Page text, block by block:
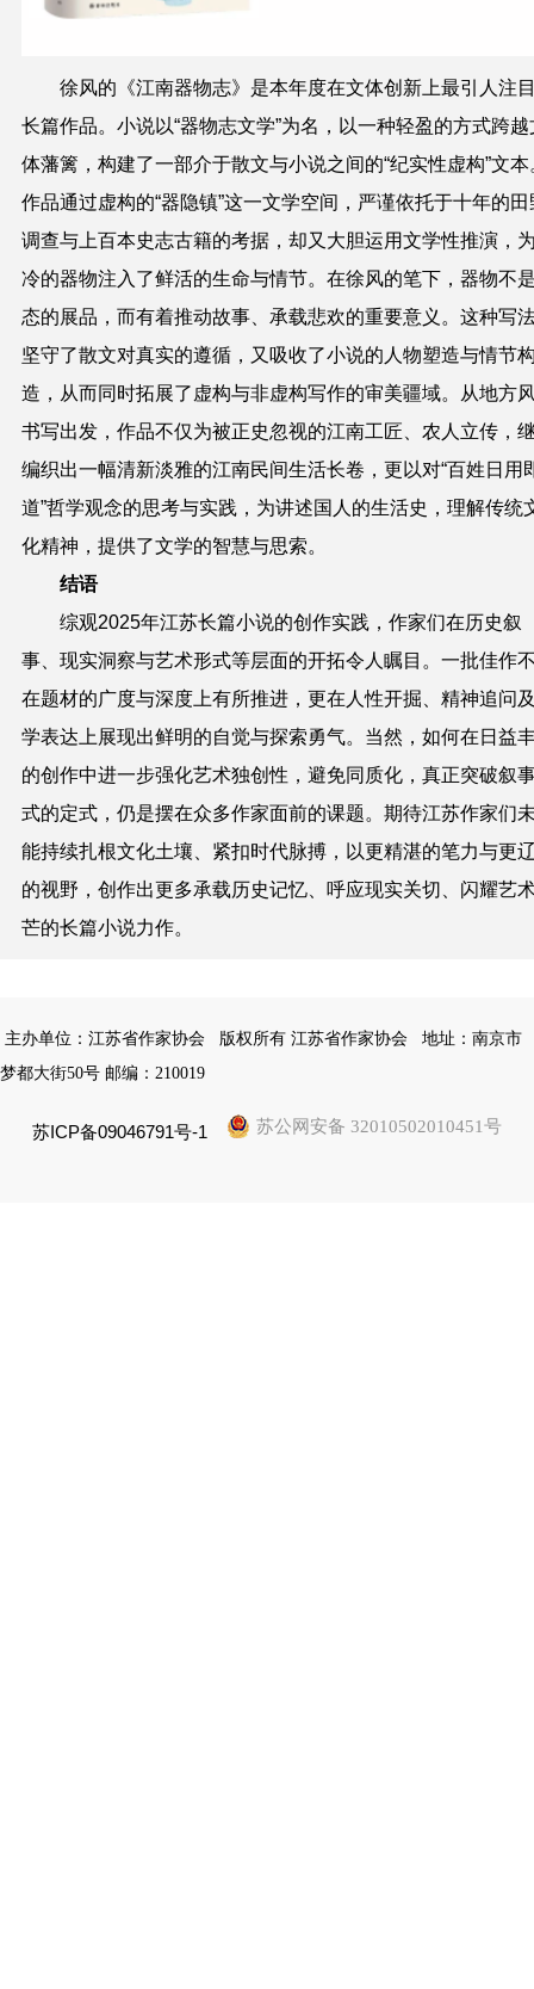
徐风的《江南器物志》是本年度在文体创新上最引人注
长篇作品。小说以“器物志文学”为名，以一种轻盈的方式跨越
体藩篱，构建了一部介于散文与小说之间的“纪实性虚构”文本
作品通过虚构的“器隐镇”这一文学空间，严谨依托于十年的田
调查与上百本史志古籍的考据，却又大胆运用文学性推演，
冷的器物注入了鲜活的生命与情节。在徐风的笔下，器物不
态的展品，而有着推动故事、承载悲欢的重要意义。这种写
坚守了散文对真实的遵循，又吸收了小说的人物塑造与情节
造，从而同时拓展了虚构与非虚构写作的审美疆域。从地方
书写出发，作品不仅为被正史忽视的江南工匠、农人立传，
编织出一幅清新淡雅的江南民间生活长卷，更以对“百姓日用
道”哲学观念的思考与实践，为讲述国人的生活史，理解传统
化精神，提供了文学的智慧与思索。
结语
综观2025年江苏长篇小说的创作实践，作家们在历史叙
事、现实洞察与艺术形式等层面的开拓令人瞩目。一批佳作
在题材的广度与深度上有所推进，更在人性开掘、精神追问
学表达上展现出鲜明的自觉与探索勇气。当然，如何在日益
的创作中进一步强化艺术独创性，避免同质化，真正突破叙
式的定式，仍是摆在众多作家面前的课题。期待江苏作家们
能持续扎根文化土壤、紧扣时代脉搏，以更精湛的笔力与更
的视野，创作出更多承载历史记忆、呼应现实关切、闪耀艺
芒的长篇小说力作。
主办单位：江苏省作家协会 版权所有 江苏省作家协会
地址：南京市
梦都大街50号 邮编：210019
苏ICP备09046791号-1 苏公网安备 32010502010451号